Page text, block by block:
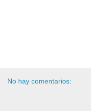
No hay comentarios: